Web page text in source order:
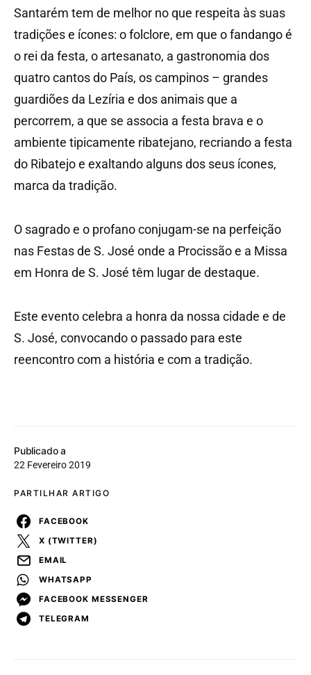
Publicado a
22 Fevereiro 2019
PARTILHAR ARTIGO
FACEBOOK
X (TWITTER)
EMAIL
WHATSAPP
FACEBOOK MESSENGER
TELEGRAM
Santarém tem de melhor no que respeita às suas
tradições e ícones: o folclore, em que o fandango é
o rei da festa, o artesanato, a gastronomia dos
quatro cantos do País, os campinos – grandes
guardiões da Lezíria e dos animais que a
percorrem, a que se associa a festa brava e o
ambiente tipicamente ribatejano, recriando a festa
do Ribatejo e exaltando alguns dos seus ícones,
marca da tradição.
O sagrado e o profano conjugam-se na perfeição
nas Festas de S. José onde a Procissão e a Missa
em Honra de S. José têm lugar de destaque.
Este evento celebra a honra da nossa cidade e de
S. José, convocando o passado para este
reencontro com a história e com a tradição.